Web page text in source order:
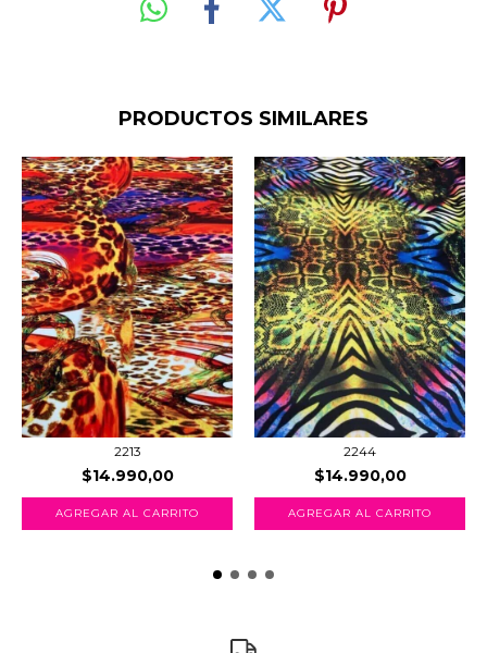
PRODUCTOS SIMILARES
2213
$14.990,00
AGREGAR AL CARRITO
2244
$14.990,00
AGREGAR AL CARRITO